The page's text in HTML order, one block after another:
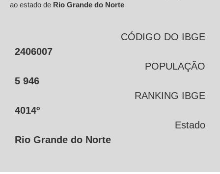
ao estado de Rio Grande do Norte
CÓDIGO DO IBGE
2406007
POPULAÇÃO
5 946
RANKING IBGE
4014º
Estado
Rio Grande do Norte